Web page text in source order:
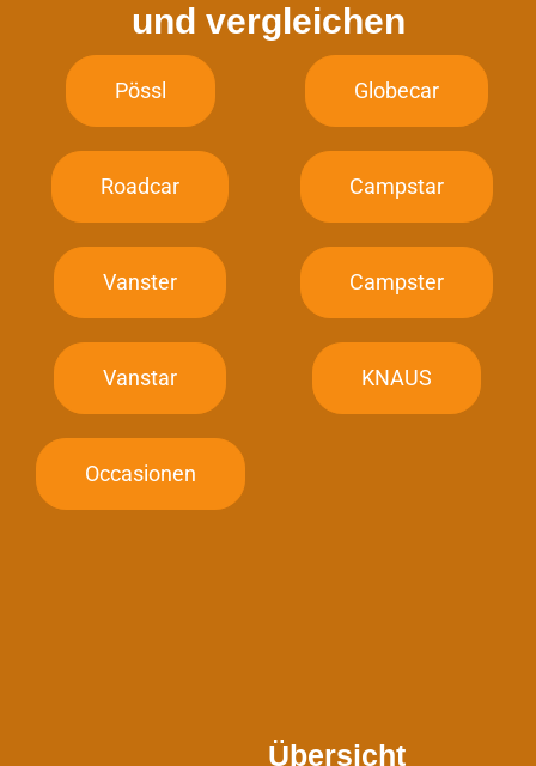
und vergleichen
Pössl Globecar
Roadcar Campstar
Vanster Campster
Vanstar KNAUS
Occasionen
Übersicht